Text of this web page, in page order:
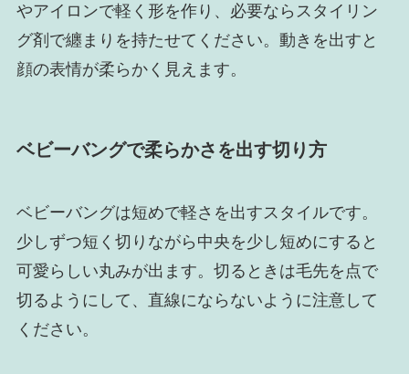
やアイロンで軽く形を作り、必要ならスタイリン
グ剤で纏まりを持たせてください。動きを出すと
顔の表情が柔らかく見えます。
ベビーバングで柔らかさを出す切り方
ベビーバングは短めで軽さを出すスタイルです。
少しずつ短く切りながら中央を少し短めにすると
可愛らしい丸みが出ます。切るときは毛先を点で
切るようにして、直線にならないように注意して
ください。